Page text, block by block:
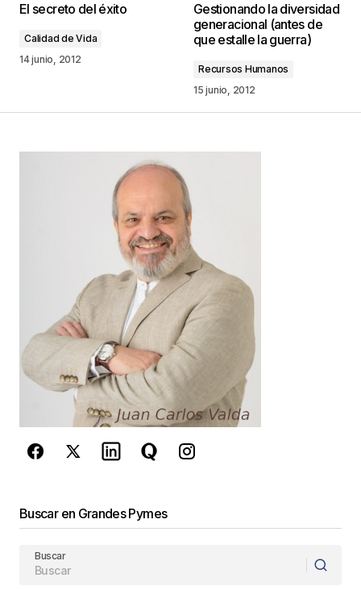
publicada. Los campos obligatorios están
*
Guarda mi nombre, correo electrónico y web en
este navegador para la próxima vez que
comente.
Este sitio esta protegido por
reCAPTCHA y laPolítica de
privacidady losTérminos del servicio
de Google se aplican.
El secreto del éxito
Calidad de Vida
14 junio, 2012
Gestionando la diversidad
generacional (antes de
que estalle la guerra)
Recursos Humanos
15 junio, 2012
Buscar en Grandes Pymes
Buscar